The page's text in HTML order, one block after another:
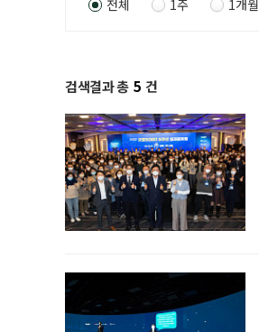
전체 1주 1개월
검색결과 총 5 건